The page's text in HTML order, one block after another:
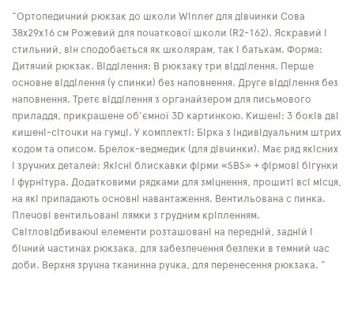
"Ортопедичний рюкзак до школи Winner для дівчинки Сова
38х29х16 см Рожевий для початкової школи (R2-162). Яскравий і
стильний, він сподобається як школярам, ​​так і батькам. Форма:
Дитячий рюкзак. Відділення: В рюкзаку три відділення. Перше
основне відділення (у спинки) без наповнення. Друге відділення без
наповнення. Третє відділення з органайзером для письмового
приладдя, прикрашене об'ємної 3D картинкою. Кишені: З боків дві
кишені-сіточки на гумці. У комплекті: Бірка з індивідуальним штрих
кодом та описом. Брелок-ведмедик (для дівчинки). Має ряд якісних
і зручних деталей: Якісні блискавки фірми «SBS» + фірмові бігунки
і фурнітура. Додатковими рядками для зміцнення, прошиті всі місця,
на які припадають основні навантаження. Вентильована с пинка.
Плечові вентильовані лямки з грудним кріпленням.
Світловідбиваючі елементи розташовані на передній, задній і
бічний частинах рюкзака, для забезпечення безпеки в темний час
доби. Верхня зручна тканинна ручка, для перенесення рюкзака. "